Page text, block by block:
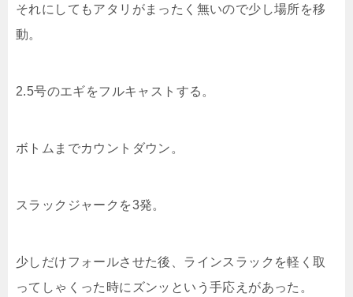
それにしてもアタリがまったく無いので少し場所を移
動。
2.5号のエギをフルキャストする。
ボトムまでカウントダウン。
スラックジャークを3発。
少しだけフォールさせた後、ラインスラックを軽く取
ってしゃくった時にズンッという手応えがあった。